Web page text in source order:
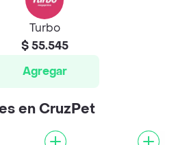
Turbo
$ 55.545
Agregar
en CruzPet